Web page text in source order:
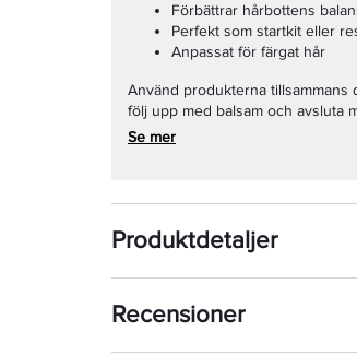
Förbättrar hårbottens
Perfekt som startkit eller
Anpassat för färgat hår
Använd produkterna tillsammans
följ upp med balsam och avsluta
Se mer
Produktdetaljer
Recensioner